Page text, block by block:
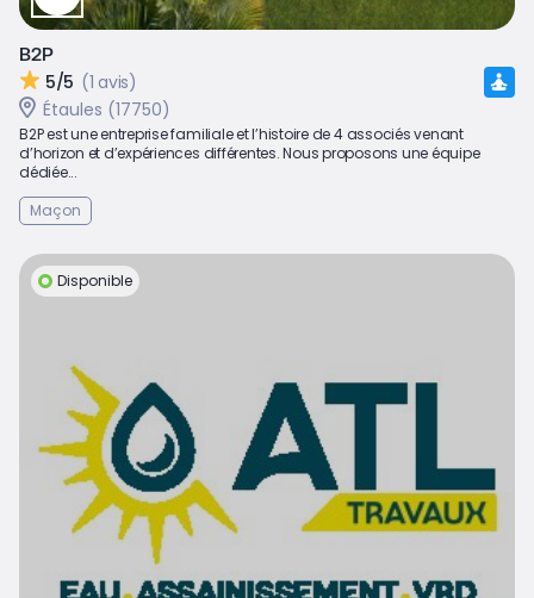
B2P
5/5 (1 avis)
Étaules (17750)
B2P est une entreprise familiale et l’histoire de 4 associés venant
d’horizon et d’expériences différentes. Nous proposons une équipe
dédiée...
Maçon
Disponible